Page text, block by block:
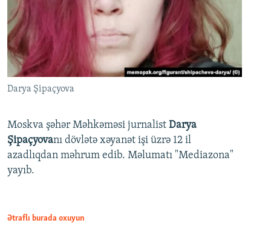
Darya Şipaçyova
Moskva şəhər Məhkəməsi jurnalist Darya
Şipaçyovanı dövlətə xəyanət işi üzrə 12 il
azadlıqdan məhrum edib. Məlumatı "Mediazona"
yayıb.
Ətraflı burada oxuyun